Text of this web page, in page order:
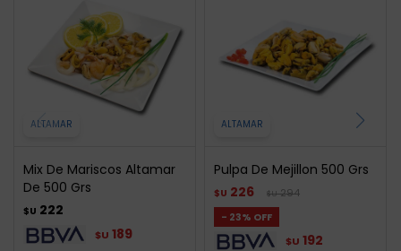
ALTAMAR
Mix De Mariscos Altamar
De 500 Grs
$U 222
$U 189
ALTAMAR
Pulpa De Mejillon 500 Grs
$U 226 $U 294
23
$U 192